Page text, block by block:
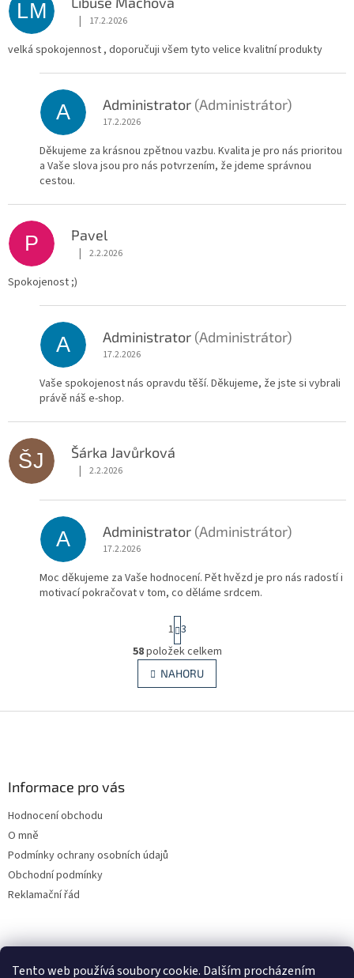
Tento web používá soubory cookie. Dalším procházením
LM
Hodnocení obchodu je 5 z 5 hvězdiček.
| 17.2.2026
velká spokojennost , doporučuji všem tyto velice kvalitní produkty
A Administrator (Administrátor)
17.2.2026
Děkujeme za krásnou zpětnou vazbu. Kvalita je pro nás prioritou
a Vaše slova jsou pro nás potvrzením, že jdeme správnou
cestou.
P Pavel
Hodnocení obchodu je 5 z 5 hvězdiček.
| 2.2.2026
Spokojenost ;)
A Administrator (Administrátor)
17.2.2026
Vaše spokojenost nás opravdu těší. Děkujeme, že jste si vybrali
právě náš e-shop.
ŠJ Šárka Javůrková
Hodnocení obchodu je 5 z 5 hvězdiček.
| 2.2.2026
A Administrator (Administrátor)
17.2.2026
Moc děkujeme za Vaše hodnocení. Pět hvězd je pro nás radostí i
motivací pokračovat v tom, co děláme srdcem.
O
v
l
S
t
r
á
n
k
v
1 3
58položek celkem
NAHORU
Informace pro vás
Hodnocení obchodu
O mně
Podmínky ochrany osobních údajů
Obchodní podmínky
Reklamační řád